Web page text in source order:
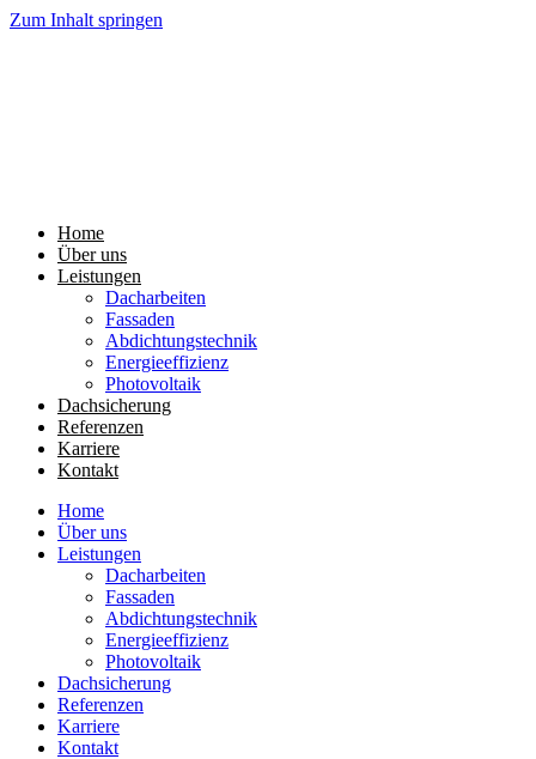
Zum Inhalt springen
Home
Über uns
Leistungen
Dacharbeiten
Fassaden
Abdichtungstechnik
Energieeffizienz
Photovoltaik
Dachsicherung
Referenzen
Karriere
Kontakt
Home
Über uns
Leistungen
Dacharbeiten
Fassaden
Abdichtungstechnik
Energieeffizienz
Photovoltaik
Dachsicherung
Referenzen
Karriere
Kontakt